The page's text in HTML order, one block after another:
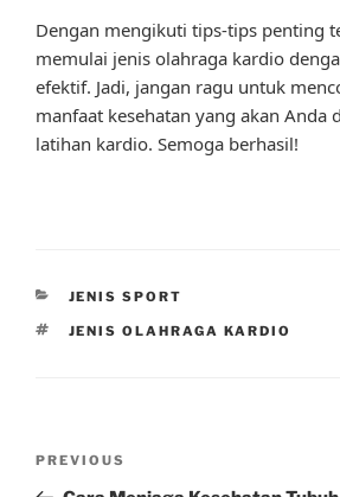
Dengan mengikuti tips-tips penting
memulai jenis olahraga kardio
efektif. Jadi, jangan ragu untuk
manfaat kesehatan yang akan Anda
latihan kardio. Semoga berhasil!
CATEGORIES
JENIS SPORT
TAGS
JENIS OLAHRAGA KARDIO
Previous
Post
PREVIOUS